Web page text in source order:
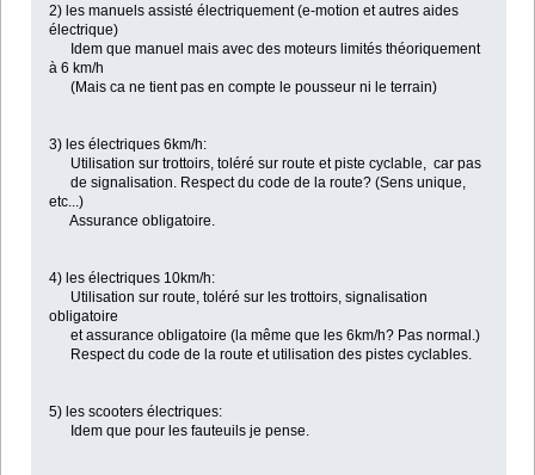
2) les manuels assisté électriquement (e-motion et autres aides
électrique)
Idem que manuel mais avec des moteurs limités théoriquement
à 6 km/h
(Mais ca ne tient pas en compte le pousseur ni le terrain)
3) les électriques 6km/h:
Utilisation sur trottoirs, toléré sur route et piste cyclable, car pas
de signalisation. Respect du code de la route? (Sens unique,
etc...)
Assurance obligatoire.
4) les électriques 10km/h:
Utilisation sur route, toléré sur les trottoirs, signalisation
obligatoire
et assurance obligatoire (la même que les 6km/h? Pas normal.)
Respect du code de la route et utilisation des pistes cyclables.
5) les scooters électriques:
Idem que pour les fauteuils je pense.